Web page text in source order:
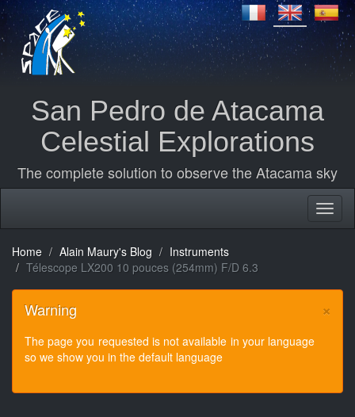
San Pedro de Atacama
Celestial Explorations
The complete solution to observe the Atacama sky
Home Alain Maury's Blog
Instruments
Télescope LX200 10 pouces (254mm) F/D 6.3
×
Warning
The page you requested is not available in your language
so we show you in the default language